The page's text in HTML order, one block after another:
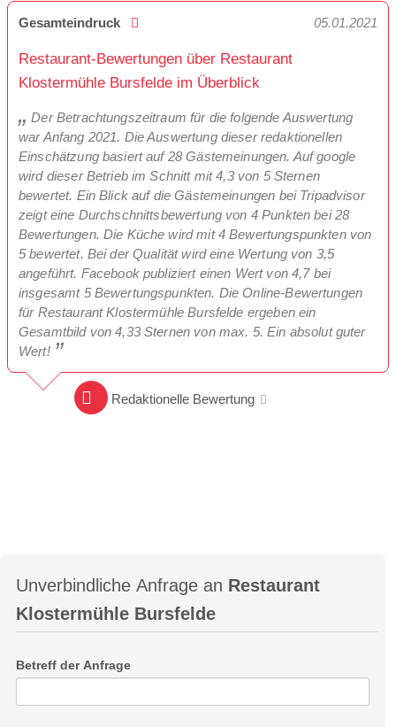
Gesamteindruck 05.01.2021
Restaurant-Bewertungen über Restaurant
Klostermühle Bursfelde im Überblick
Der Betrachtungszeitraum für die folgende Auswertung
war Anfang 2021. Die Auswertung dieser redaktionellen
Einschätzung basiert auf 28 Gästemeinungen. Auf google
wird dieser Betrieb im Schnitt mit 4,3 von 5 Sternen
bewertet. Ein Blick auf die Gästemeinungen bei Tripadvisor
zeigt eine Durchschnittsbewertung von 4 Punkten bei 28
Bewertungen. Die Küche wird mit 4 Bewertungspunkten von
5 bewertet. Bei der Qualität wird eine Wertung von 3,5
angeführt. Facebook publiziert einen Wert von 4,7 bei
insgesamt 5 Bewertungspunkten. Die Online-Bewertungen
für Restaurant Klostermühle Bursfelde ergeben ein
Gesamtbild von 4,33 Sternen von max. 5. Ein absolut guter
Wert!
Redaktionelle Bewertung
Unverbindliche Anfrage an Restaurant
Klostermühle Bursfelde
Betreff der Anfrage